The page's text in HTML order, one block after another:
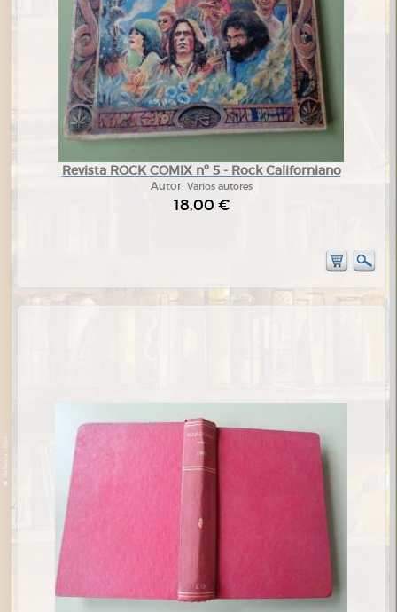
Revista ROCK COMIX nº 5 - Rock Californiano
Autor: Varios autores
18,00 €